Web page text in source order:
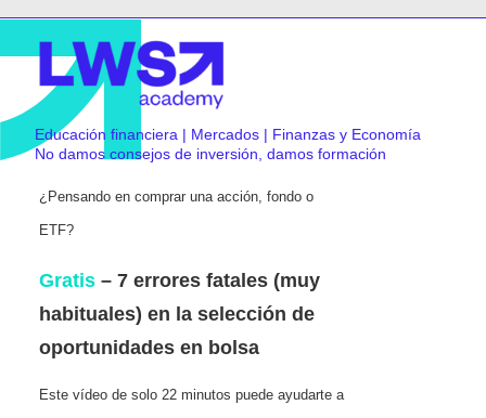
Educación financiera | Mercados | Finanzas y Economía
No damos consejos de inversión, damos formación
¿Pensando en comprar una acción, fondo o
ETF?
Gratis – 7 errores fatales (muy
habituales) en la selección de
oportunidades en bolsa
Este vídeo de solo 22 minutos puede ayudarte a